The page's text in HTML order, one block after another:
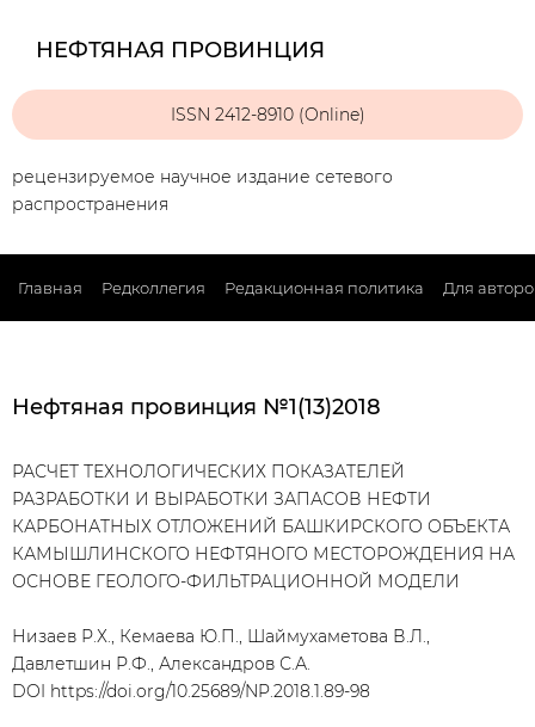
НЕФТЯНАЯ ПРОВИНЦИЯ
ISSN 2412-8910 (Online)
рецензируемое научное издание сетевого
распространения
Главная Редколлегия Редакционная политика Для
Нефтяная провинция №1(13)2018
РАСЧЕТ ТЕХНОЛОГИЧЕСКИХ ПОКАЗАТЕЛЕЙ
РАЗРАБОТКИ И ВЫРАБОТКИ ЗАПАСОВ НЕФТИ
КАРБОНАТНЫХ ОТЛОЖЕНИЙ БАШКИРСКОГО ОБЪЕКТА
КАМЫШЛИНСКОГО НЕФТЯНОГО МЕСТОРОЖДЕНИЯ НА
ОСНОВЕ ГЕОЛОГО-ФИЛЬТРАЦИОННОЙ МОДЕЛИ
Низаев Р.Х., Кемаева Ю.П., Шаймухаметова В.Л.,
Давлетшин Р.Ф., Александров С.А.
DOI https://doi.org/10.25689/NP.2018.1.89-98